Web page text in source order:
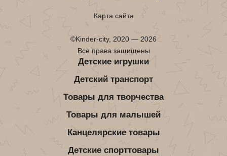
Карта сайта
©Kinder-city, 2020 — 2026
Все права защищены
Детские игрушки
Детский транспорт
Товары для творчества
Товары для малышей
Канцелярские товары
Детские спорттовары